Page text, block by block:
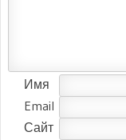
Имя
Email
Сайт